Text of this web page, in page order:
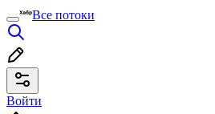
Все потоки
Войти